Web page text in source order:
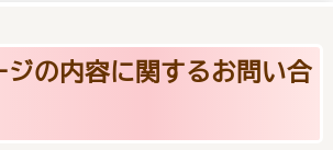
ジの内容に関するお問い合